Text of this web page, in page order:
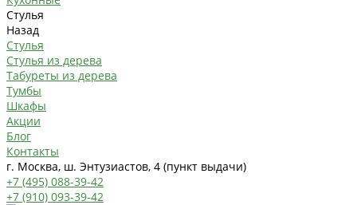
Стулья
Назад
Стулья
Стулья из дерева
Табуреты из дерева
Тумбы
Шкафы
Акции
Блог
Контакты
г. Москва, ш. Энтузиастов, 4 (пункт выдачи)
+7 (495) 088-39-42
+7 (910) 093-39-42